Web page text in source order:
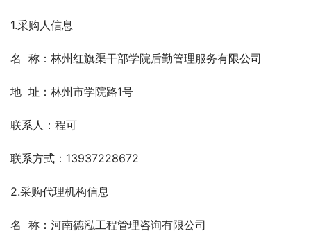
1.采购人信息
名  称：林州红旗渠干部学院后勤管理服务有限公司
地  址：林州市学院路1号
联系人：程可
联系方式：13937228672
2.采购代理机构信息
名  称：河南德泓工程管理咨询有限公司